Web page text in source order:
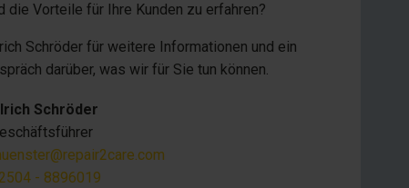
die Vorteile für Ihre Kunden zu erfahren?
Schröder für weitere Informationen und ein
darüber, was wir für Sie tun können.
Schröder
- 8896019